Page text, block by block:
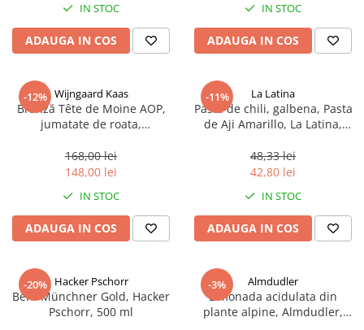
IN STOC
ADAUGA IN COS
IN STOC
ADAUGA IN COS
-12% Wijngaard Kaas
Brânză Tête de Moine AOP,
jumatate de roata,
168,00 lei
148,00 lei
IN STOC
ADAUGA IN COS
-11% La Latina
Pasta de chili, galbena, Pasta
de Aji Amarillo, La Latina,
48,33 lei
42,80 lei
IN STOC
ADAUGA IN COS
-20% Hacker Pschorr
Bere Münchner Gold, Hacker
Pschorr, 500 ml
-3% Almdudler
Limonada acidulata din
plante alpine, Almdudler,